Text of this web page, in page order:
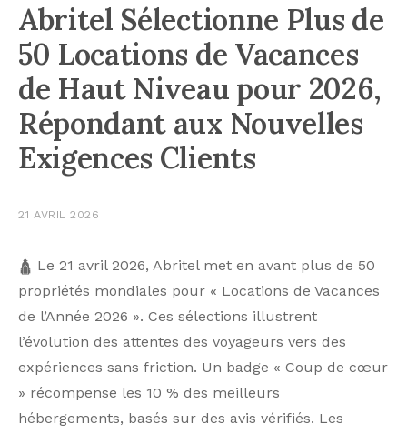
Abritel Sélectionne Plus de
50 Locations de Vacances
de Haut Niveau pour 2026,
Répondant aux Nouvelles
Exigences Clients
21 AVRIL 2026
🛕 Le 21 avril 2026, Abritel met en avant plus de 50
propriétés mondiales pour « Locations de Vacances
de l’Année 2026 ». Ces sélections illustrent
l’évolution des attentes des voyageurs vers des
expériences sans friction. Un badge « Coup de cœur
» récompense les 10 % des meilleurs
hébergements, basés sur des avis vérifiés. Les